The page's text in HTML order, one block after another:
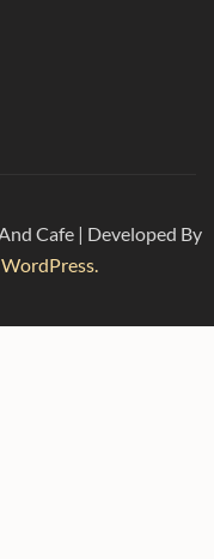
Cafe | Developed By
WordPress.